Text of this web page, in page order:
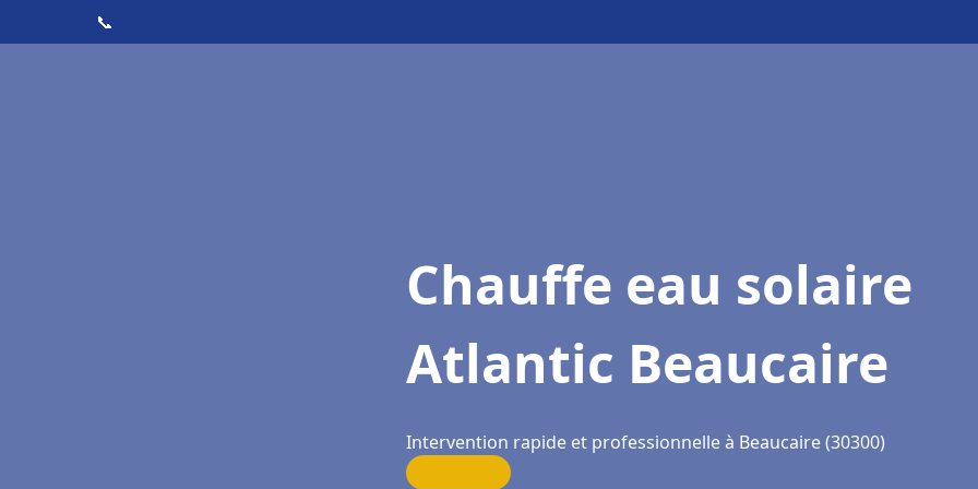
📞
Chauffe eau solaire
Atlantic Beaucaire
Intervention rapide et professionnelle à Beaucaire (30300)